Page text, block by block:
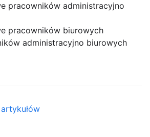
pracowników administracyjno
pracowników biurowych
administracyjno biurowych